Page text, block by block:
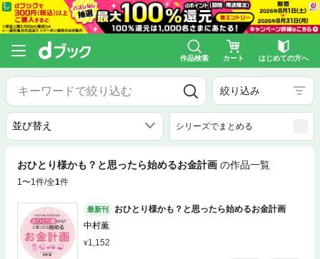
作品検索 カート はじめての方へ
絞り込み
シリーズでまとめる
おひとり様かも？と思ったら始めるお金計画 の作品一覧
1〜1件/全1件
最新刊
おひとり様かも？と思ったら始めるお金計画
中村薫
1,152